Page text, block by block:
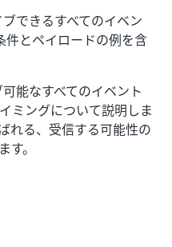
できるすべてのイベン
件とペイロードの例を含
能なすべてのイベント
ミングについて説明しま
れる、受信する可能性の
。